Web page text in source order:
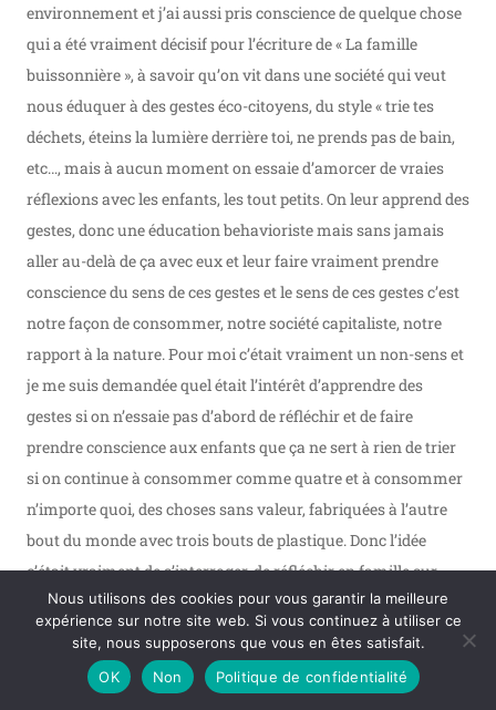
environnement et j’ai aussi pris conscience de quelque chose
qui a été vraiment décisif pour l’écriture de « La famille
buissonnière », à savoir qu’on vit dans une société qui veut
nous éduquer à des gestes éco-citoyens, du style « trie tes
déchets, éteins la lumière derrière toi, ne prends pas de bain,
etc…, mais à aucun moment on essaie d’amorcer de vraies
réflexions avec les enfants, les tout petits. On leur apprend des
gestes, donc une éducation behavioriste mais sans jamais
aller au-delà de ça avec eux et leur faire vraiment prendre
conscience du sens de ces gestes et le sens de ces gestes c’est
notre façon de consommer, notre société capitaliste, notre
rapport à la nature. Pour moi c’était vraiment un non-sens et
je me suis demandée quel était l’intérêt d’apprendre des
gestes si on n’essaie pas d’abord de réfléchir et de faire
prendre conscience aux enfants que ça ne sert à rien de trier
si on continue à consommer comme quatre et à consommer
n’importe quoi, des choses sans valeur, fabriquées à l’autre
bout du monde avec trois bouts de plastique. Donc l’idée
c’était vraiment de s’interroger, de réfléchir en famille sur
l’origine de tout ça, ce que j’ai commencé à faire avec mes
enfants depuis qu’ils étaient tout petits.
Et surtout, l’autre point qui a découlé de ça était : « comment
Nous utilisons des cookies pour vous garantir la meilleure
expérience sur notre site web. Si vous continuez à utiliser ce
site, nous supposerons que vous en êtes satisfait.
OK
Non Politique de confidentialité